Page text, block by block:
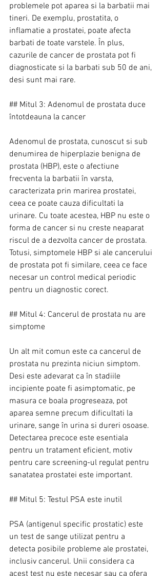
problemele pot aparea si la barbatii mai
tineri. De exemplu, prostatita, o
inflamatie a prostatei, poate afecta
barbati de toate varstele. În plus,
cazurile de cancer de prostata pot fi
diagnosticate si la barbati sub 50 de ani,
desi sunt mai rare.
## Mitul 3: Adenomul de prostata duce
întotdeauna la cancer
Adenomul de prostata, cunoscut si sub
denumirea de hiperplazie benigna de
prostata (HBP), este o afectiune
frecventa la barbatii în varsta,
caracterizata prin marirea prostatei,
ceea ce poate cauza dificultati la
urinare. Cu toate acestea, HBP nu este o
forma de cancer si nu creste neaparat
riscul de a dezvolta cancer de prostata.
Totusi, simptomele HBP si ale cancerului
de prostata pot fi similare, ceea ce face
necesar un control medical periodic
pentru un diagnostic corect.
## Mitul 4: Cancerul de prostata nu are
simptome
Un alt mit comun este ca cancerul de
prostata nu prezinta niciun simptom.
Desi este adevarat ca în stadiile
incipiente poate fi asimptomatic, pe
masura ce boala progreseaza, pot
aparea semne precum dificultati la
urinare, sange în urina si dureri osoase.
Detectarea precoce este esentiala
pentru un tratament eficient, motiv
pentru care screening-ul regulat pentru
sanatatea prostatei este important.
## Mitul 5: Testul PSA este inutil
PSA (antigenul specific prostatic) este
un test de sange utilizat pentru a
detecta posibile probleme ale prostatei,
inclusiv cancerul. Unii considera ca